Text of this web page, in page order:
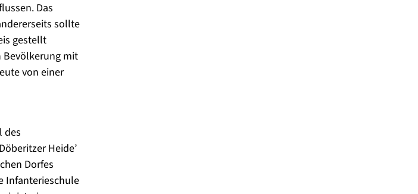
Das
sollte
gestellt
Bevölkerung mit
von einer
des
Heide’
Dorfes
Infanterieschule